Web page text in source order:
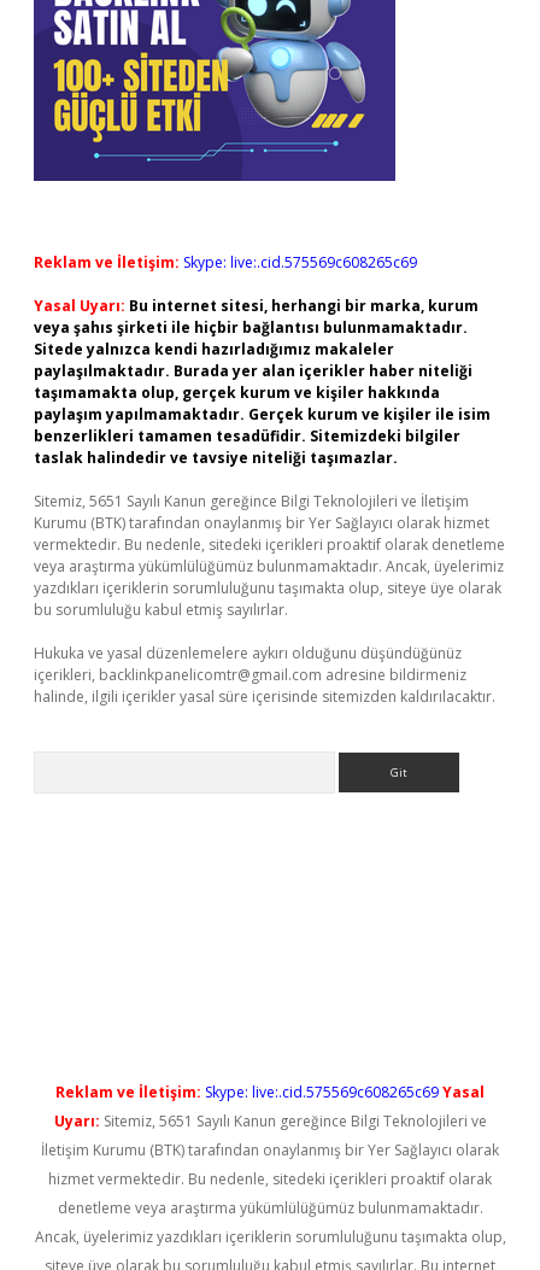
Reklam ve İletişim: Skype: live:.cid.575569c608265c69
Yasal Uyarı: Bu internet sitesi, herhangi bir marka, kurum
veya şahıs şirketi ile hiçbir bağlantısı bulunmamaktadır.
Sitede yalnızca kendi hazırladığımız makaleler
paylaşılmaktadır. Burada yer alan içerikler haber niteliği
taşımamakta olup, gerçek kurum ve kişiler hakkında
paylaşım yapılmamaktadır. Gerçek kurum ve kişiler ile isim
benzerlikleri tamamen tesadüfidir. Sitemizdeki bilgiler
taslak halindedir ve tavsiye niteliği taşımazlar.
Sitemiz, 5651 Sayılı Kanun gereğince Bilgi Teknolojileri ve İletişim
Kurumu (BTK) tarafından onaylanmış bir Yer Sağlayıcı olarak hizmet
vermektedir. Bu nedenle, sitedeki içerikleri proaktif olarak denetleme
veya araştırma yükümlülüğümüz bulunmamaktadır. Ancak, üyelerimiz
yazdıkları içeriklerin sorumluluğunu taşımakta olup, siteye üye olarak
bu sorumluluğu kabul etmiş sayılırlar.
Hukuka ve yasal düzenlemelere aykırı olduğunu düşündüğünüz
içerikleri, backlinkpanelicomtr@gmail.com adresine bildirmeniz
halinde, ilgili içerikler yasal süre içerisinde sitemizden kaldırılacaktır.
Reklam ve İletişim: Skype: live:.cid.575569c608265c69Yasal
Uyarı: Sitemiz, 5651 Sayılı Kanun gereğince Bilgi Teknolojileri ve
İletişim Kurumu (BTK) tarafından onaylanmış bir Yer Sağlayıcı olarak
hizmet vermektedir. Bu nedenle, sitedeki içerikleri proaktif olarak
denetleme veya araştırma yükümlülüğümüz bulunmamaktadır.
Ancak, üyelerimiz yazdıkları içeriklerin sorumluluğunu taşımakta olup,
siteye üye olarak bu sorumluluğu kabul etmiş sayılırlar. Bu internet